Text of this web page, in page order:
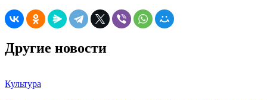
Другие новости
Культура